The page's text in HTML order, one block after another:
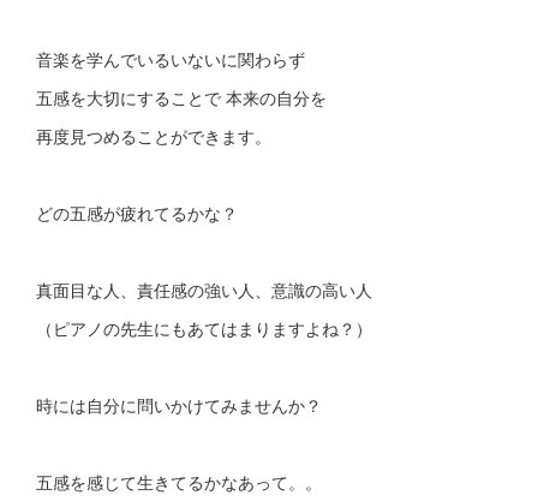
音楽を学んでいるいないに関わらず
五感を大切にすることで 本来の自分を
再度見つめることができます。
どの五感が疲れてるかな？
真面目な人、責任感の強い人、意識の高い人
（ピアノの先生にもあてはまりますよね？）
時には自分に問いかけてみませんか？
五感を感じて生きてるかなあって。。